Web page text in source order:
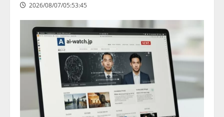
2026/08/07/05:53:45